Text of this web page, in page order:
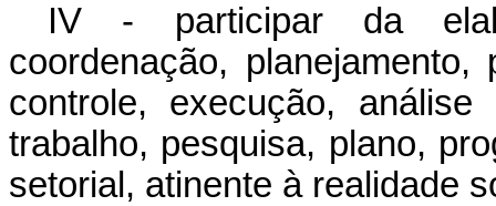
IV - participar da
coordenação, planejamento,
controle, execução,
trabalho, pesquisa, plano,
setorial, atinente à realidade